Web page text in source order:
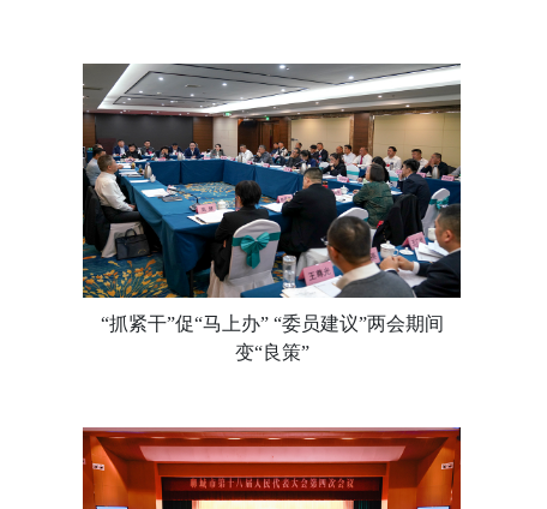
“抓紧干”促“马上办” “委员建议”两会期间
变“良策”